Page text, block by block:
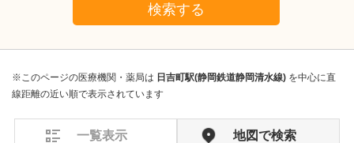
検索する
※このページの医療機関・薬局は 日吉町駅(静岡鉄道静岡清水線) を中心に直
線距離の近い順で表示されています
一覧表示 地図で検索